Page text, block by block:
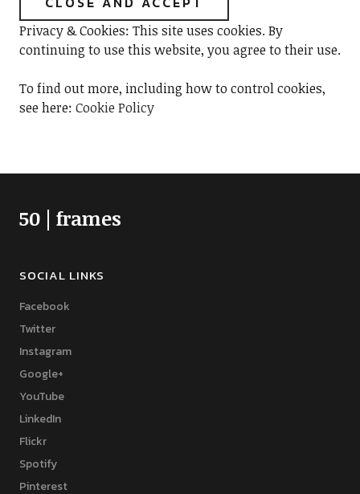
Privacy & Cookies: This site uses cookies. By
continuing to use this website, you agree to their use.
To find out more, including how to control cookies,
see here: Cookie Policy
50 | frames
SOCIAL LINKS
Facebook
Twitter
Instagram
Google+
YouTube
LinkedIn
Flickr
Spotify
Pinterest